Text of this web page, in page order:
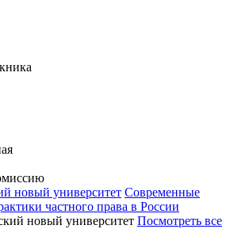
новый университет Современные
частного права в России
Посмотреть все